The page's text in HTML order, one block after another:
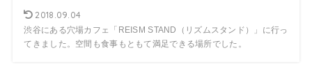
2018.09.04
渋谷にある穴場カフェ「REISM STAND（リズムスタンド）」に行っ
てきました。空間も食事もともて満足できる場所でした。